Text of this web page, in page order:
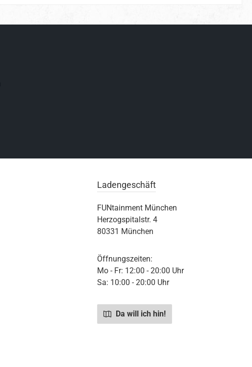
Ladengeschäft
FUNtainment München
Herzogspitalstr. 4
80331 München
Öffnungszeiten:
Mo - Fr: 12:00 - 20:00 Uhr
Sa: 10:00 - 20:00 Uhr
Da will ich hin!